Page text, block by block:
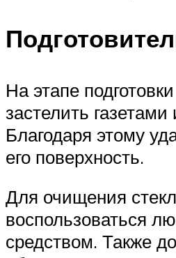
На этапе
застелить
Благодаря этому
его поверхность.
Для очищения
воспользоваться
средством. Также